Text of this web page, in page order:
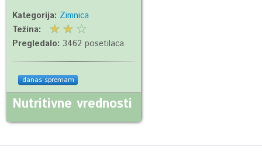
Kategorija: Zimnica
Težina:
Pregledalo: 3462 posetilaca
danas spremam
Nutritivne vrednosti